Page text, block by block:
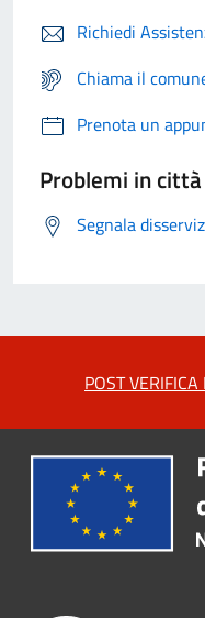
Richiedi
Chiama il
Prenota un
Problemi in città
Segnala
POST